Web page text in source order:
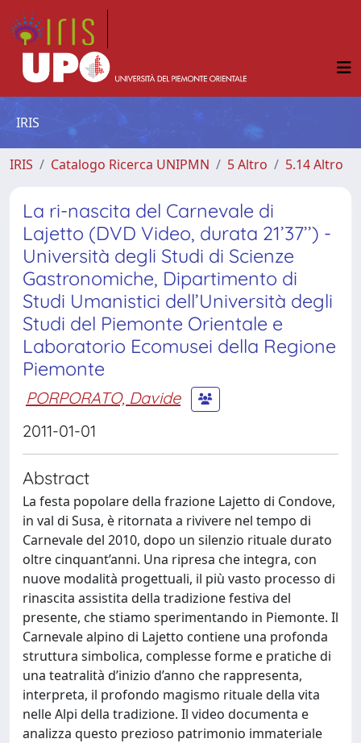
IRIS
IRIS Catalogo Ricerca UNIPMN 5 Altro 5.14 Altro
La ri-nascita del Carnevale di
Lajetto (DVD Video, durata 21’37’’) -
Università degli Studi di Scienze
Gastronomiche, Dipartimento di
Studi Umanistici dell’Università degli
Studi del Piemonte Orientale e
Laboratorio Ecomusei della Regione
Piemonte
PORPORATO, Davide
2011-01-01
Abstract
La festa popolare della frazione Lajetto di Condove,
in val di Susa, è ritornata a rivivere nel tempo di
Carnevale del 2010, dopo un silenzio rituale durato
oltre cinquant’anni. Una ripresa che integra, con
nuove modalità progettuali, il più vasto processo di
rinascita assistita della tradizione festiva del
presente, che stiamo sperimentando in Piemonte. Il
Carnevale alpino di Lajetto contiene una profonda
struttura simbolica, complesse forme e pratiche di
una teatralità d’inizio d’anno che rappresenta,
interpreta, il profondo magismo rituale della vita
nelle Alpi della tradizione. Il video documenta e
analizza questo prezioso patrimonio immateriale